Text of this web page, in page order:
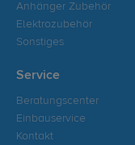
Anhänger Zubehör
Elektrozubehör
Sonstiges
Service
Beratungscenter
Einbauservice
Kontakt